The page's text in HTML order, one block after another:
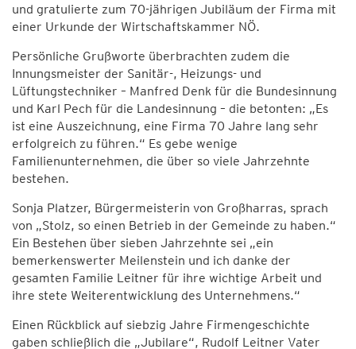
und gratulierte zum 70-jährigen Jubiläum der Firma mit
einer Urkunde der Wirtschaftskammer NÖ.
Persönliche Grußworte überbrachten zudem die
Innungsmeister der Sanitär-, Heizungs- und
Lüftungstechniker – Manfred Denk für die Bundesinnung
und Karl Pech für die Landesinnung – die betonten: „Es
ist eine Auszeichnung, eine Firma 70 Jahre lang sehr
erfolgreich zu führen.“ Es gebe wenige
Familienunternehmen, die über so viele Jahrzehnte
bestehen.
Sonja Platzer, Bürgermeisterin von Großharras, sprach
von „Stolz, so einen Betrieb in der Gemeinde zu haben.“
Ein Bestehen über sieben Jahrzehnte sei „ein
bemerkenswerter Meilenstein und ich danke der
gesamten Familie Leitner für ihre wichtige Arbeit und
ihre stete Weiterentwicklung des Unternehmens.“
Einen Rückblick auf siebzig Jahre Firmengeschichte
gaben schließlich die „Jubilare“, Rudolf Leitner Vater